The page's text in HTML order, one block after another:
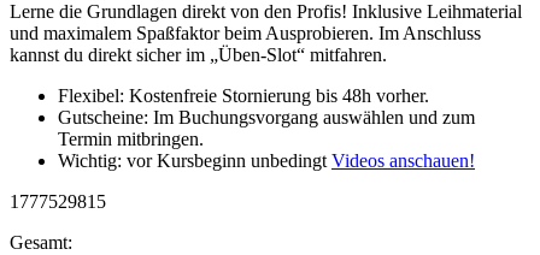
Lerne die Grundlagen direkt von den Profis! Inklusive Leihmaterial
und maximalem Spaßfaktor beim Ausprobieren. Im Anschluss
kannst du direkt sicher im „Üben-Slot“ mitfahren.
Flexibel: Kostenfreie Stornierung bis 48h vorher.
Gutscheine: Im Buchungsvorgang auswählen und zum
Termin mitbringen.
Wichtig: vor Kursbeginn unbedingt Videos anschauen!
1777529815
Gesamt: